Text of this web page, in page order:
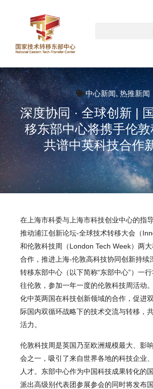
中心新闻,热推新闻
深度协同 · 全球创新 |
移东部中心将携手伦敦
共谱中英科技合作
在上海市科委与上海市科技创业中心的指
推动浦江创新论坛-全球技术转移大会（
和伦敦科技周（London Tech Week） 两
合作，推进上海-伦敦高科技协同创新持续
转移东部中心（以下简称“东部中心”）一
往伦敦，参加一年一度的伦敦科技周活动
化中英两国在科技创新领域的合作，促进
际国内双循环战略下的技术交流与转移，
活力。
伦敦科技周是英国乃至欧洲规模最大、影
会之一，吸引了来自世界各地的科技企业
人才。东部中心作为中国科技成果转化的
派出高级别代表团参展参会的同时将发布